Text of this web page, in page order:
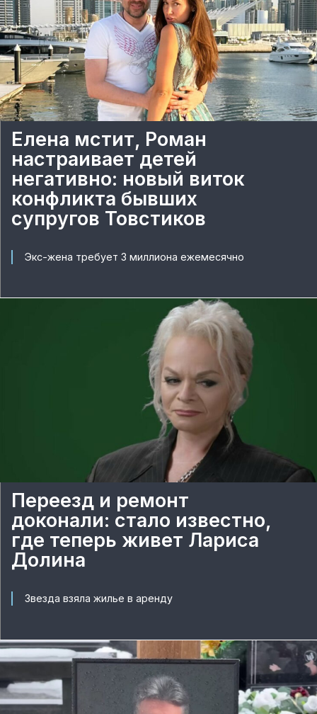
Елена мстит, Роман
настраивает детей
негативно: новый виток
конфликта бывших
супругов Товстиков
Экс-жена требует 3 миллиона ежемесячно
Переезд и ремонт
доконали: стало известно,
где теперь живет Лариса
Долина
Звезда взяла жилье в аренду